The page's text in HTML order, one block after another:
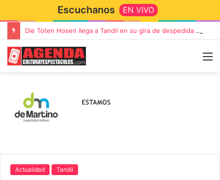
Escuchanos EN VIVO
Die Toten Hosen llega a Tandil en su gira de despedida «Fútbol, Asado, Vino y Adiós Amigos»
Actualidad Tandil